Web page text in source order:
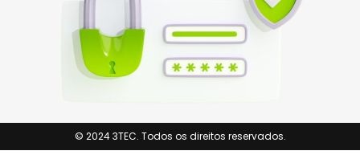
© 2024 3TEC. Todos os direitos reservados.